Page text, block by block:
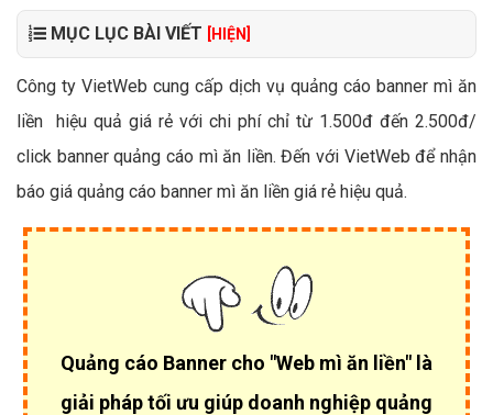
MỤC LỤC BÀI VIẾT [HIỆN]
Công ty VietWeb cung cấp dịch vụ quảng cáo banner mì ăn
liền hiệu quả giá rẻ với chi phí chỉ từ 1.500đ đến 2.500đ/
click banner quảng cáo mì ăn liền. Đến với VietWeb để nhận
báo giá quảng cáo banner mì ăn liền giá rẻ hiệu quả.
Quảng cáo Banner cho "Web mì ăn liền" là
giải pháp tối ưu giúp doanh nghiệp quảng